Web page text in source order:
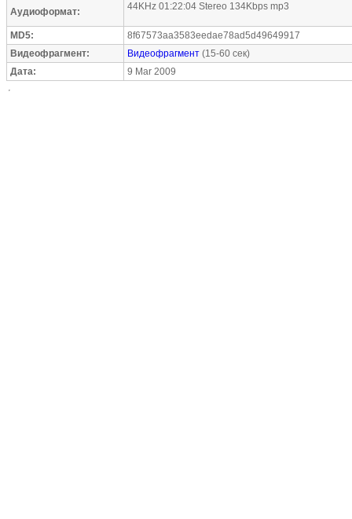
Аудиоформат: 44KHz 01:22:04 Stereo 134Kbps mp3
MD5:
8f67573aa3583eedae78ad5d49649917
Видеофрагмент:
Видеофрагмент (15-60 сек)
Дата:
9 Mar 2009